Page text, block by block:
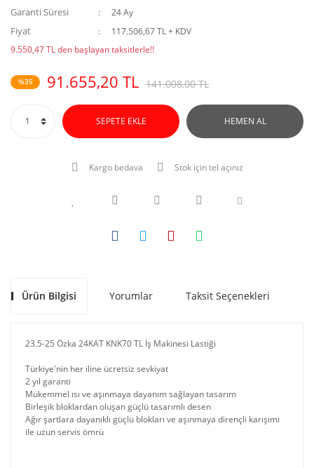
Garanti Süresi 24 Ay
Fiyat
117.506,67 TL + KDV
9.550,47 TL den başlayan taksitlerle!!
%35 91.655,20 TL 141.008,00 TL
SEPETE EKLE HEMEN AL
Kargo bedava Stok için tel açınız
Ürün Bilgisi Yorumlar Taksit Seçenekleri
23.5-25 Özka 24KAT KNK70 TL İş Makinesi Lastiği
Türkiye'nin her iline ücretsiz sevkiyat
2 yıl garanti
Mükemmel ısı ve aşınmaya dayanım sağlayan tasarım
Birleşik bloklardan oluşan güçlü tasarımlı desen
Ağır şartlara dayanıklı güçlü blokları ve aşınmaya dirençli karışımı
ile uzun servis ömrü